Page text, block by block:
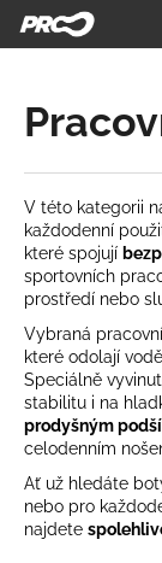
V této kategorii
každodenní
které spojují
sportovních
prostředí nebo
Vybraná
které odolají
Speciálně
stabilitu i na
prodyšným
celodenním
Ať už hledáte
nebo pro
najdete
o
C
o
p
o
t
ř
e
b
u
j
e
t
e
n